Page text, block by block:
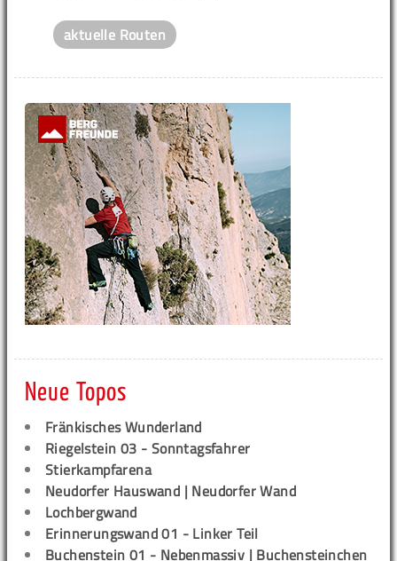
aktuelle Routen
Neue Topos
Fränkisches Wunderland
Riegelstein 03 - Sonntagsfahrer
Stierkampfarena
Neudorfer Hauswand | Neudorfer Wand
Lochbergwand
Erinnerungswand 01 - Linker Teil
Buchenstein 01 - Nebenmassiv | Buchensteinchen